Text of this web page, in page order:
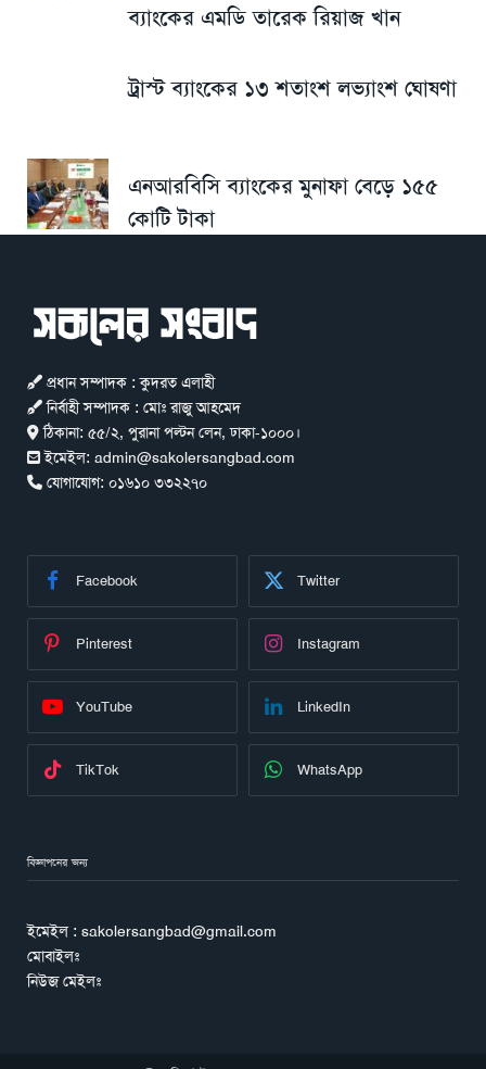
ব্যাংকের এমডি তারেক রিয়াজ খান
ট্রাস্ট ব্যাংকের ১৩ শতাংশ লভ্যাংশ ঘোষণা
এনআরবিসি ব্যাংকের মুনাফা বেড়ে ১৫৫
কোটি টাকা
প্রধান সম্পাদক : কুদরত এলাহী
নির্বাহী সম্পাদক : মোঃ রাজু আহমেদ
ঠিকানা: ৫৫/২, পুরানা পল্টন লেন, ঢাকা-১০০০।
ইমেইল: admin@sakolersangbad.com
যোগাযোগ: ০১৬১০ ৩৩২২৭০
Facebook Twitter
Pinterest Instagram
YouTube LinkedIn
TikTok WhatsApp
বিজ্ঞাপনের জন্য
ইমেইল : sakolersangbad@gmail.com
মোবাইলঃ
নিউজ মেইলঃ